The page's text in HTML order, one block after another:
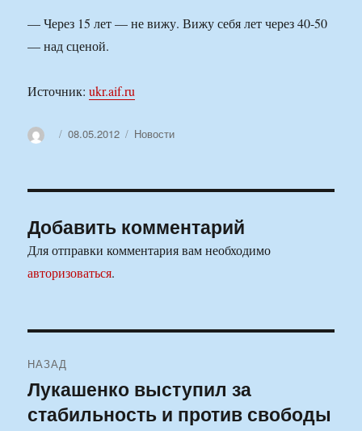
— Через 15 лет — не вижу. Вижу себя лет через 40-50
— над сценой.
Источник:ukr.aif.ru
АвторОпубликовано
08.05.2012 Рубрики
Новости
Добавить комментарий
Для отправки комментария вам необходимо
авторизоваться.
по
записям
НАЗАД
Предыдущая
запись:
Лукашенко выступил за
стабильность и против свободы